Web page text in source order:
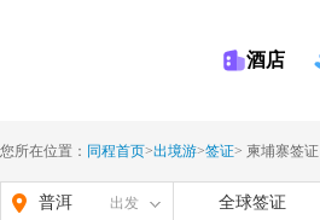
酒店
您所在位置： 同程首页>出境游>签证> 柬埔寨签证
普洱 出发 全球签证